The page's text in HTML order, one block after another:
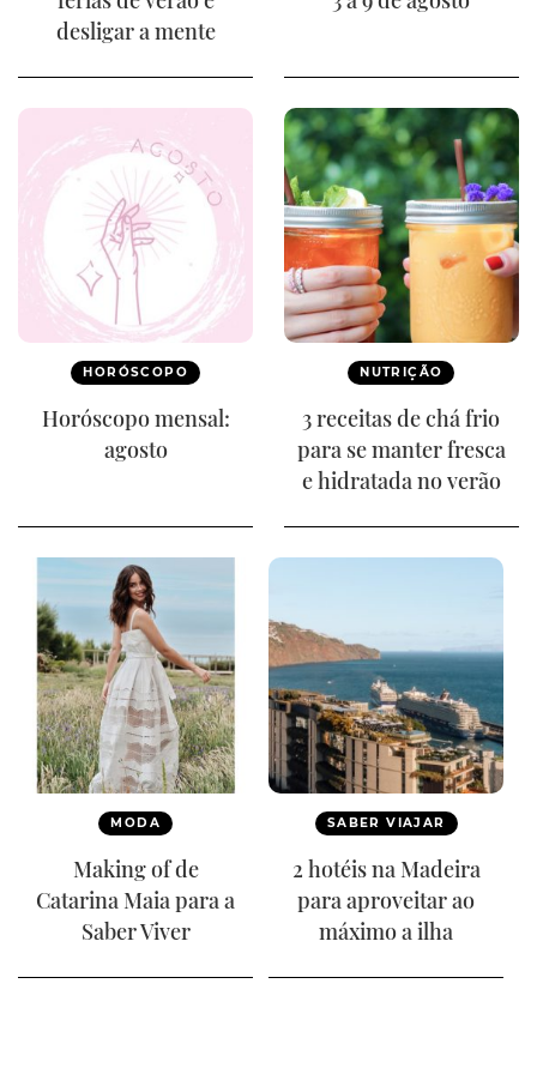
desligar a mente
HORÓSCOPO
Horóscopo mensal:
agosto
NUTRIÇÃO
3 receitas de chá frio
para se manter fresca
e hidratada no verão
MODA
Making of de
Catarina Maia para a
Saber Viver
SABER VIAJAR
2 hotéis na Madeira
para aproveitar ao
máximo a ilha